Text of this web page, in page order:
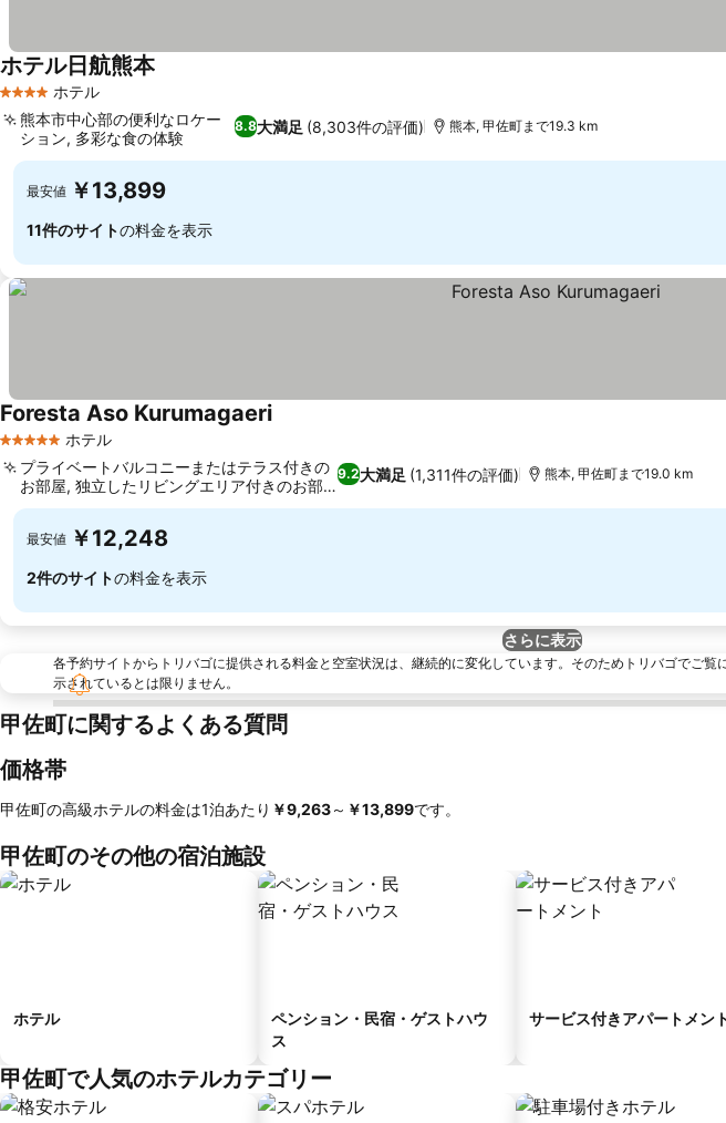
4 ホテルのランク
ホテル
ホテル日航熊本
8.8大満足 (8,303件の評価)
熊本市中心部の便利なロケー
ション, 多彩な食の体験
熊本, 甲佐町まで19.3 km
最安値 ￥13,899
11件のサイトの料金を表示
5 ホテルのランク
ホテル
Foresta Aso Kurumagaeri
9.2大満足 (1,311件の評価)
プライベートバルコニーまたはテラス付きの
お部屋, 独立したリビングエリア付きのお部
屋
熊本, 甲佐町まで19.0 km
最安値 ￥12,248
2件のサイトの料金を表示
さらに表示
各予約サイトからトリバゴに提供される料金と空室状況は、継続的に変化しています。そのためトリバゴでご
示されているとは限りません。
甲佐町に関するよくある質問
価格帯
甲佐町の高級ホテルの料金は1泊あたり ‎￥9,263～ ‎￥13,899です。
甲佐町のその他の宿泊施設
ホテル
ペンション・民宿・ゲストハウ
ス
サービス付きアパートメン
甲佐町で人気のホテルカテゴリー